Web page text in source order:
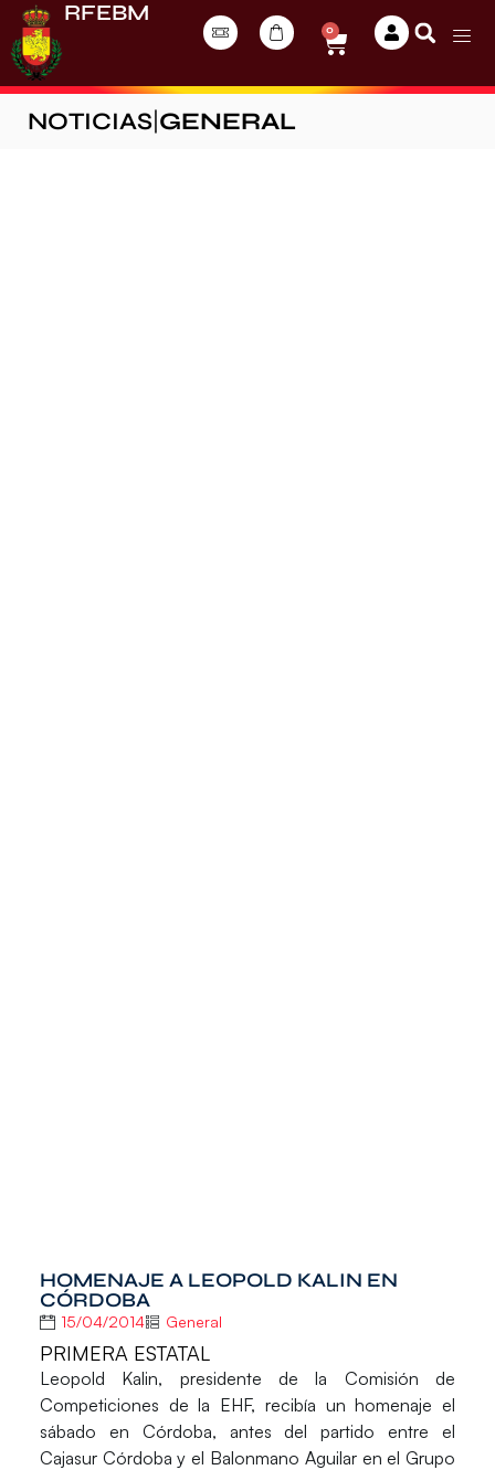
RFEBM
0
NOTICIAS GENERAL
HOMENAJE A LEOPOLD KALIN EN
CÓRDOBA
15/04/2014 General
PRIMERA ESTATAL
Leopold Kalin, presidente de la Comisión de
Competiciones de la EHF, recibía un homenaje el
sábado en Córdoba, antes del partido entre el
Cajasur Córdoba y el Balonmano Aguilar en el Grupo